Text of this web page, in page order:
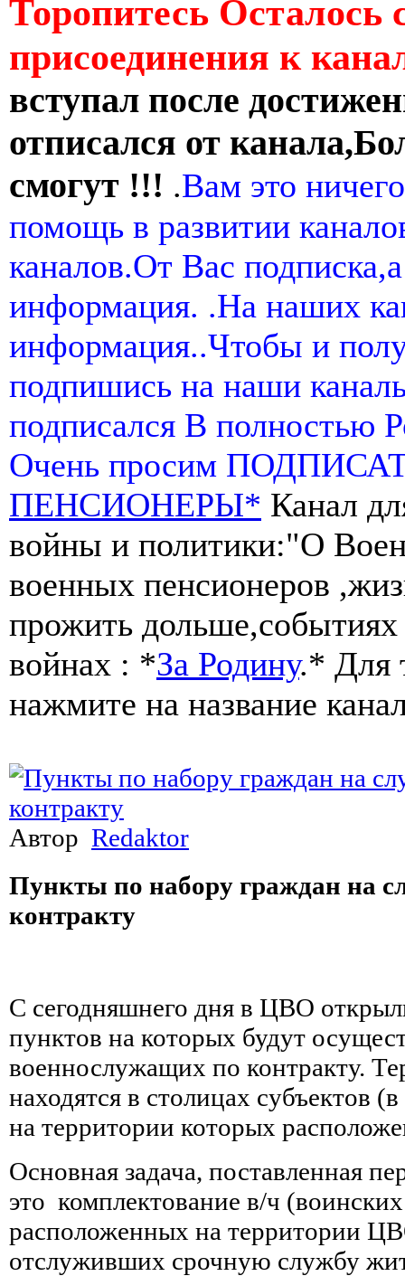
Торопитесь Осталось
присоединения к
вступал после
отписался от
смогут !!! .Вам это
помощь в развитии
каналов.От Вас
информация. .На наших
информация..Чтобы и
подпишись на наши
подписался В полностью
Очень просим
ПЕНСИОНЕРЫ* Канал
войны и политики:"О
военных пенсионеров
прожить
войнах : *За Родину.* Для
нажмите на название
Автор Redaktor
Пункты по набору граждан на
контракту
С сегодняшнего дня в ЦВО
пунктов на которых будут
военнослужащих по контракту.
находятся в столицах субъектов
на территории которых
Основная задача, поставленная
это комплектование в/ч
расположенных на территории
отслуживших срочную службу